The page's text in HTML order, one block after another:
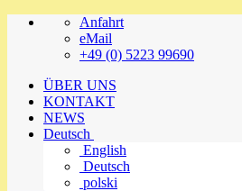
Zum
Anfahrt
eMail
+49 (0) 5223 99690
ÜBER UNS
KONTAKT
NEWS
Deutsch
English
Deutsch
polski